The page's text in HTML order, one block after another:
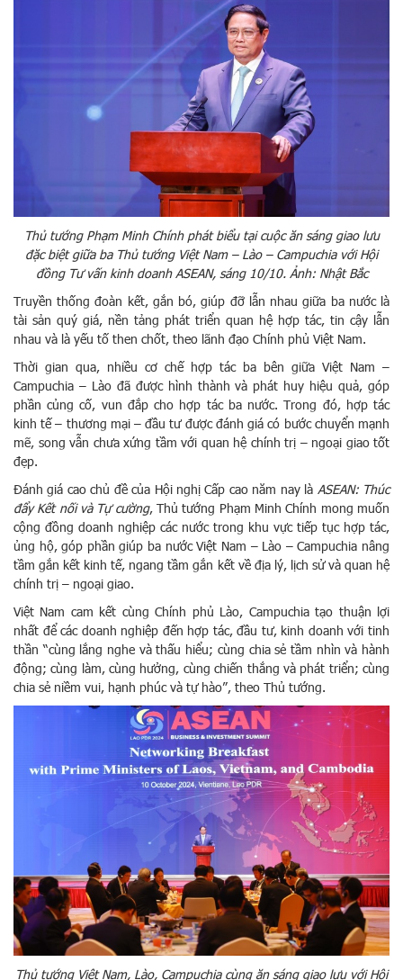
Thủ tướng Phạm Minh Chính phát biểu tại cuộc ăn sáng giao lưu
đặc biệt giữa ba Thủ tướng Việt Nam – Lào – Campuchia với Hội
đồng Tư vấn kinh doanh ASEAN, sáng 10/10. Ảnh: Nhật Bắc
Truyền thống đoàn kết, gắn bó, giúp đỡ lẫn nhau giữa ba nước là
tài sản quý giá, nền tảng phát triển quan hệ hợp tác, tin cậy lẫn
nhau và là yếu tố then chốt, theo lãnh đạo Chính phủ Việt Nam.
Thời gian qua, nhiều cơ chế hợp tác ba bên giữa Việt Nam –
Campuchia – Lào đã được hình thành và phát huy hiệu quả, góp
phần củng cố, vun đắp cho hợp tác ba nước. Trong đó, hợp tác
kinh tế – thương mại – đầu tư được đánh giá có bước chuyển mạnh
mẽ, song vẫn chưa xứng tầm với quan hệ chính trị – ngoại giao tốt
đẹp.
Đánh giá cao chủ đề của Hội nghị Cấp cao năm nay là ASEAN: Thúc
đẩy Kết nối và Tự cường, Thủ tướng Phạm Minh Chính mong muốn
cộng đồng doanh nghiệp các nước trong khu vực tiếp tục hợp tác,
ủng hộ, góp phần giúp ba nước Việt Nam – Lào – Campuchia nâng
tầm gắn kết kinh tế, ngang tầm gắn kết về địa lý, lịch sử và quan hệ
chính trị – ngoại giao.
Việt Nam cam kết cùng Chính phủ Lào, Campuchia tạo thuận lợi
nhất để các doanh nghiệp đến hợp tác, đầu tư, kinh doanh với tinh
thần “cùng lắng nghe và thấu hiểu; cùng chia sẻ tầm nhìn và hành
động; cùng làm, cùng hưởng, cùng chiến thắng và phát triển; cùng
chia sẻ niềm vui, hạnh phúc và tự hào”, theo Thủ tướng.
Thủ tướng Việt Nam, Lào, Campuchia cùng ăn sáng giao lưu với Hội